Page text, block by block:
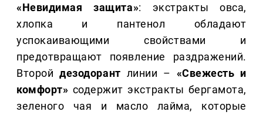
«Невидимая защита»: экстракты овса,
хлопка и пантенол обладают
успокаивающими свойствами и
предотвращают появление раздражений.
Второйдезодорант линии – «Свежесть и
комфорт» содержит экстракты бергамота,
зеленого чая и масло лайма, которые